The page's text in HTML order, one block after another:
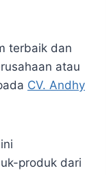
terbaik dan
atau
CV. Andhy
produk dari